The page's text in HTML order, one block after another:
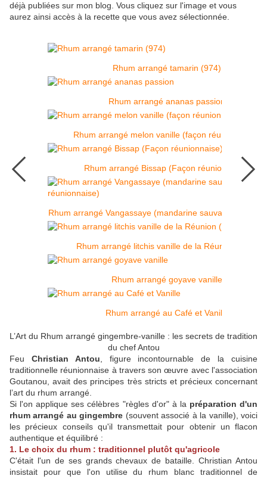
déjà publiées sur mon blog. Vous cliquez sur l'image et vous
aurez ainsi accès à la recette que vous avez sélectionnée.
Rhum arrangé tamarin (974)
Rhum arrangé ananas passion
Rhum arrangé melon vanille (façon réunionnaise)
Rhum arrangé Bissap (Façon réunionnaise)
Rhum arrangé Vangassaye (mandarine sauvage
Rhum arrangé litchis vanille de la Réunion (974)
Rhum arrangé goyave vanille
Rhum arrangé au Café et Vanille
L’Art du Rhum arrangé gingembre-vanille : les secrets de tradition
du chef Antou
Feu Christian Antou , figure incontournable de la cuisine
traditionnelle réunionnaise à travers son œuvre avec l'association
Goutanou, avait des principes très stricts et précieux concernant
l’art du rhum arrangé.
Si l'on applique ses célèbres "règles d'or" à la préparation d'un
rhum arrangé au gingembre (souvent associé à la vanille), voici
les précieux conseils qu'il transmettait pour obtenir un flacon
authentique et équilibré :
1. Le choix du rhum : traditionnel plutôt qu'agricole
C'était l'un de ses grands chevaux de bataille. Christian Antou
insistait pour que l'on utilise du rhum blanc traditionnel de